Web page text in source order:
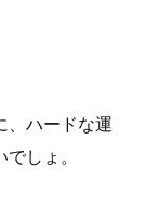
、ハードな運
しょ。